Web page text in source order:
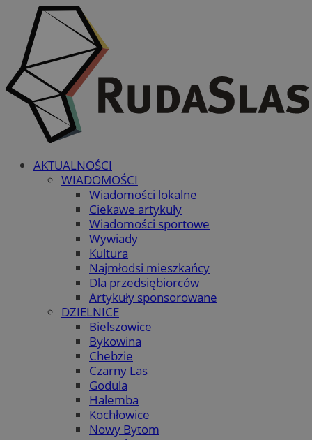
AKTUALNOŚCI
WIADOMOŚCI
Wiadomości lokalne
Ciekawe artykuły
Wiadomości sportowe
Wywiady
Kultura
Najmłodsi mieszkańcy
Dla przedsiębiorców
Artykuły sponsorowane
DZIELNICE
Bielszowice
Bykowina
Chebzie
Czarny Las
Godula
Halemba
Kochłowice
Nowy Bytom